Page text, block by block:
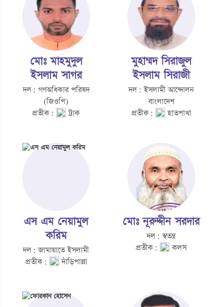
মোঃ মাহমুদুল
ইসলাম সাগর
দল: গণঅধিকার পরিষদ
(জিওপি)
প্রতীক:
ট্রাক
মুহাম্মদ সিরাজুল
ইসলাম সিরাজী
দল: ইসলামী আন্দোলন
বাংলাদেশ
প্রতীক:
হাতপাখা
এস এম নেয়ামুল
করিম
দল: জামায়াতে ইসলামী
প্রতীক:
দাঁড়িপাল্লা
মোঃ নূরুদ্দীন সরদার
দল: স্বতন্ত্র
প্রতীক:
কলস